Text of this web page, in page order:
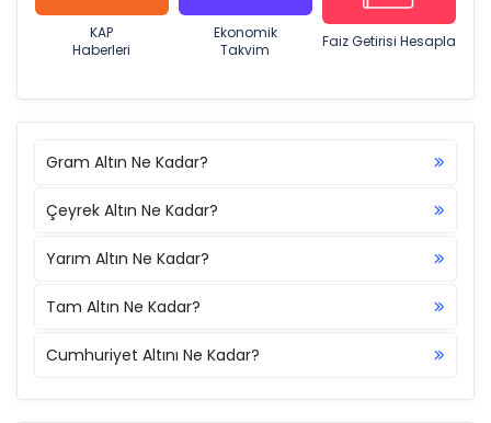
KAP
Haberleri
Ekonomik
Takvim
Faiz Getirisi Hesapla
Gram Altın Ne Kadar?
Çeyrek Altın Ne Kadar?
Yarım Altın Ne Kadar?
Tam Altın Ne Kadar?
Cumhuriyet Altını Ne Kadar?